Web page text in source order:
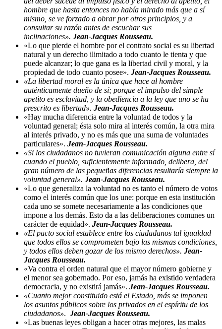
hombre que hasta entonces no había mirado más que a sí
mismo, se ve forzado a obrar por otros principios, y a
consultar su razón antes de escuchar sus
inclinaciones». Jean-Jacques Rousseau.
«Lo que pierde el hombre por el contrato social es su libertad
natural y un derecho ilimitado a todo cuanto le tienta y que
puede alcanzar; lo que gana es la libertad civil y moral, y la
propiedad de todo cuanto posee». Jean-Jacques Rousseau.
«La libertad moral es la única que hace al hombre
auténticamente dueño de sí; porque el impulso del simple
apetito es esclavitud, y la obediencia a la ley que uno se ha
prescrito es libertad». Jean-Jacques Rousseau.
«Hay mucha diferencia entre la voluntad de todos y la
voluntad general; ésta solo mira al interés común, la otra mira
al interés privado, y no es más que una suma de voluntades
particulares». Jean-Jacques Rousseau.
«Si los ciudadanos no tuvieran comunicación alguna entre sí
cuando el pueblo, suficientemente informado, delibera, del
gran número de las pequeñas diferencias resultaría siempre la
voluntad general». Jean-Jacques Rousseau.
«Lo que generaliza la voluntad no es tanto el número de votos
como el interés común que los une: porque en esta institución
cada uno se somete necesariamente a las condiciones que
impone a los demás. Esto da a las deliberaciones comunes un
carácter de equidad». Jean-Jacques Rousseau.
«El pacto social establece entre los ciudadanos tal igualdad
que todos ellos se comprometen bajo las mismas condiciones,
y todos ellos deben gozar de los mismo derechos». Jean-
Jacques Rousseau.
«Va contra el orden natural que el mayor número gobierne y
el menor sea gobernado. Por eso, jamás ha existido verdadera
democracia, y no existirá jamás». Jean-Jacques Rousseau.
«Cuanto mejor constituido está el Estado, más se imponen
los asuntos públicos sobre los privados en el espíritu de los
ciudadanos». Jean-Jacques Rousseau.
«Las buenas leyes obligan a hacer otras mejores, las malas